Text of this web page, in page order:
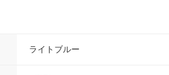
ライトブルー